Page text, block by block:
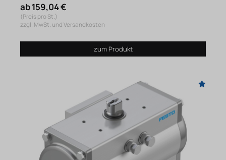
ab 159,04 €
(Preis pro St.)
zzgl. MwSt. und Versandkosten
zum Produkt